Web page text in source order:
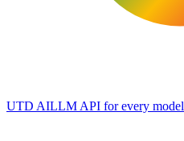
UTD AILLM API for every model